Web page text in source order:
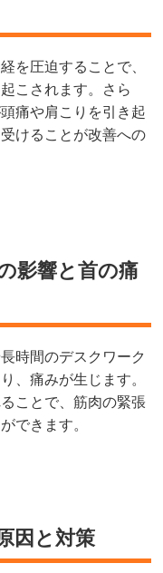
を圧迫することで、
こされます。さら
痛や肩こりを引き起
けることが改善への
影響と首の痛
時間のデスクワーク
、痛みが生じます。
ことで、筋肉の緊張
できます。
因と対策